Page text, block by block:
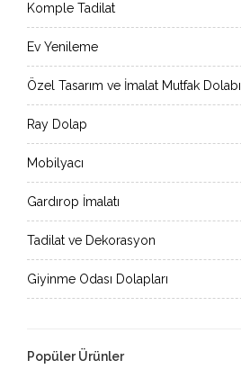
Komple Tadilat
Ev Yenileme
Özel Tasarım ve İmalat Mutfak Dolabı
Ray Dolap
Mobilyacı
Gardırop İmalatı
Tadilat ve Dekorasyon
Giyinme Odası Dolapları
Popüler Ürünler